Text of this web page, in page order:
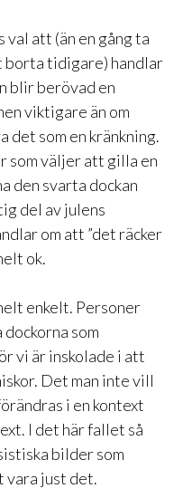
att (än en gång ta
borta tidigare) handlar
blir berövad en
viktigare än om
det som en kränkning.
som väljer att gilla en
den svarta dockan
del av julens
om att ”det räcker
ok.
enkelt. Personer
som
vi är inskolade i att
Det man inte vill
i en kontext
I det här fallet så
bilder som
vara just det.